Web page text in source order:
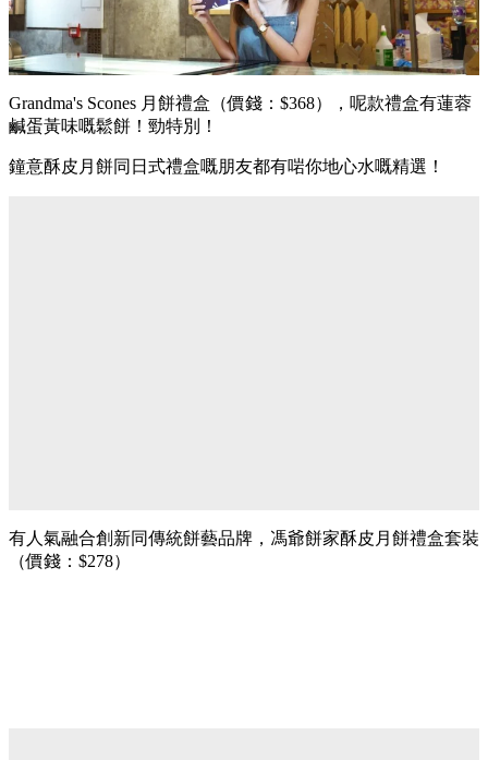
Grandma's Scones 月餅禮盒（價錢：$368），呢款禮盒有蓮蓉
鹹蛋黃味嘅鬆餅！勁特別！
鐘意酥皮月餅同日式禮盒嘅朋友都有啱你地心水嘅精選！
有人氣融合創新同傳統餅藝品牌，馮爺餅家酥皮月餅禮盒套裝
（價錢：$278）